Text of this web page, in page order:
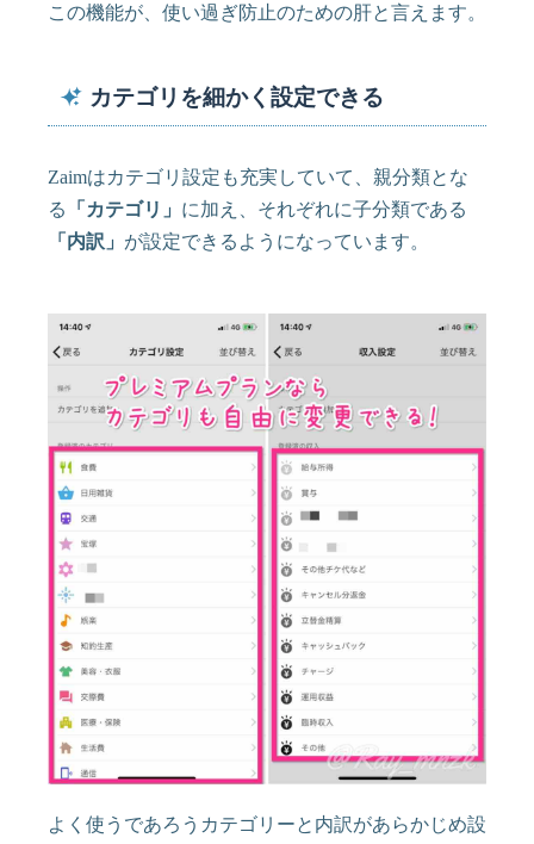
この機能が、使い過ぎ防止のための肝と言えます。
カテゴリを細かく設定できる
Zaimはカテゴリ設定も充実していて、親分類とな
る
「カテゴリ」 に加え、それぞれに子分類である
「内訳」 が設定できるようになっています。
よく使うであろうカテゴリーと内訳があらかじめ設